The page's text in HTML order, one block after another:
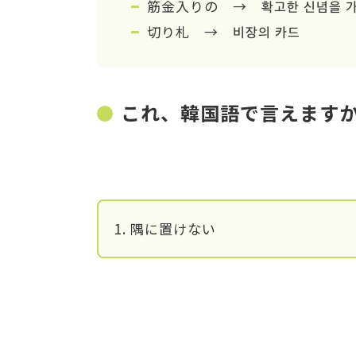
筋金入りの → 확고한 신념을
切り札 → 비장의 카드
これ、韓国語で言えます
1. ‎隅に置けない